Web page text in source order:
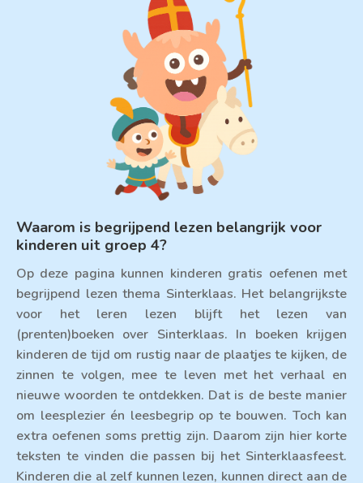
Waarom is begrijpend lezen belangrijk voor
kinderen uit groep 4?
Op deze pagina kunnen kinderen gratis oefenen met
begrijpend lezen thema Sinterklaas. Het belangrijkste
voor het leren lezen blijft het lezen van
(prenten)boeken over Sinterklaas. In boeken krijgen
kinderen de tijd om rustig naar de plaatjes te kijken, de
zinnen te volgen, mee te leven met het verhaal en
nieuwe woorden te ontdekken. Dat is de beste manier
om leesplezier én leesbegrip op te bouwen. Toch kan
extra oefenen soms prettig zijn. Daarom zijn hier korte
teksten te vinden die passen bij het Sinterklaasfeest.
Kinderen die al zelf kunnen lezen, kunnen direct aan de